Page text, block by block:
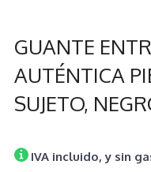
GUANTE
AUTÉNTICA
SUJETO,
IVA incluido, y sin